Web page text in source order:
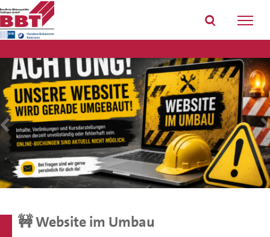
Link
auf
dem
Suche
🚧 Website im Umbau